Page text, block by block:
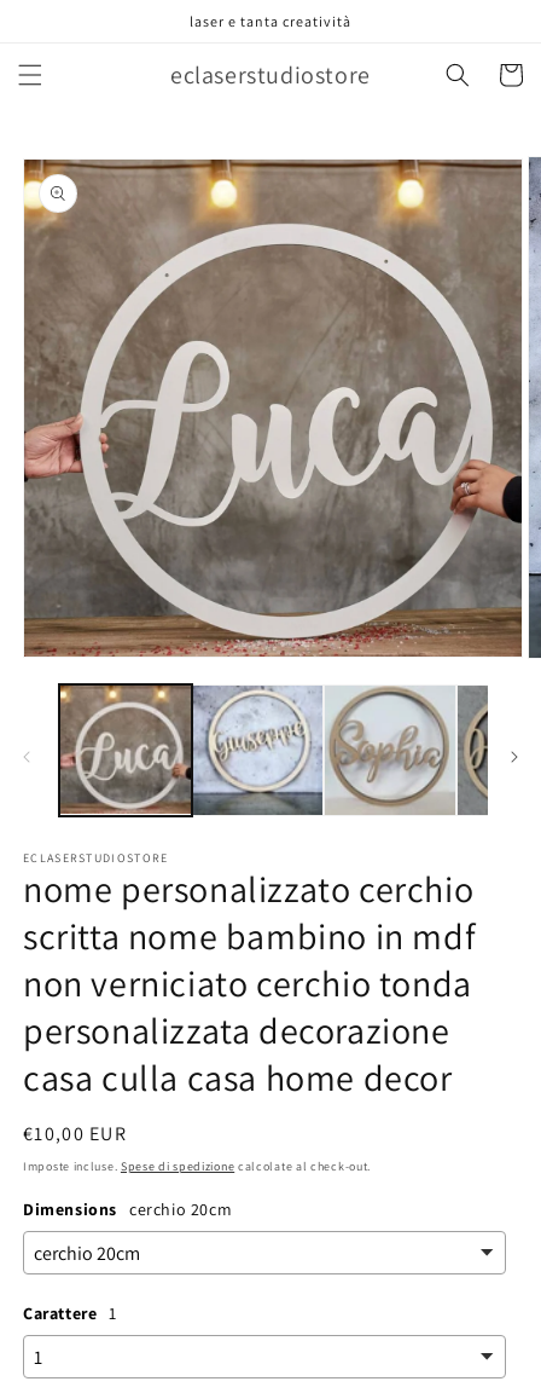
laser e tanta creatività
eclaserstudiostore Carrello
Passa alle
informazioni
sul prodotto
contenuti
multimediali
finestra
modale
ECLASERSTUDIOSTORE
nome personalizzato cerchio
scritta nome bambino in mdf
non verniciato cerchio tonda
personalizzata decorazione
casa culla casa home decor
Prezzo
di
€10,00 EUR
Imposte incluse. Spese di spedizione calcolate al check-out.
Dimensions cerchio 20cm
Carattere 1